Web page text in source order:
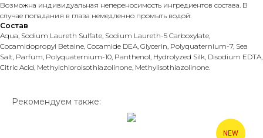
Возможна индивидуальная непереносимость ингредиентов состава. В
случае попадания в глаза немедленно промыть водой.
Состав
Aqua, Sodium Laureth Sulfate, Sodium Laureth-5 Carboxylate,
Cocamidopropyl Betaine, Cocamide DEA, Glycerin, Polyquaternium-7, Sea
Salt, Parfum, Polyquaternium-10, Panthenol, Hydrolyzed Silk, Disodium EDTA,
Citric Acid, Methylchloroisothiazolinone, Methylisothiazolinone.
Рекомендуем также:
NEW